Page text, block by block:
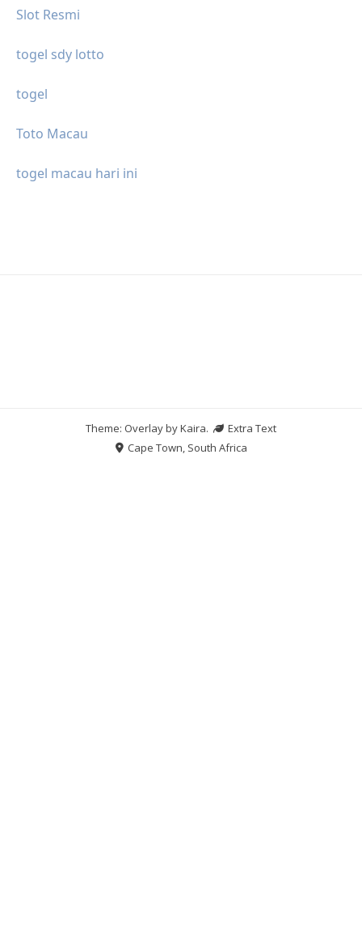
Slot Resmi
togel sdy lotto
togel
Toto Macau
togel macau hari ini
Theme: Overlay byKaira.
Extra Text
Cape Town, South Africa